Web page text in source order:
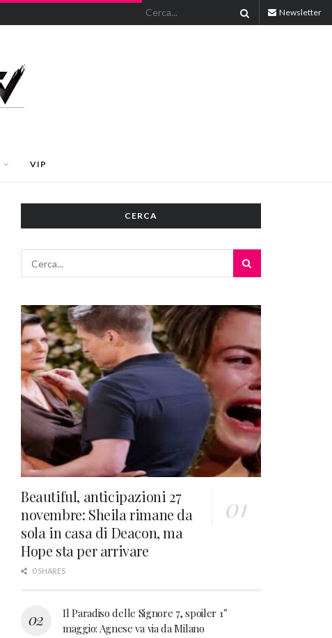
Newsletter
VIP
CERCA
Beautiful, anticipazioni 27
novembre: Sheila rimane da
sola in casa di Deacon, ma
Hope sta per arrivare
0 SHARES
Il Paradiso delle Signore 7, spoiler 1°
maggio: Agnese va via da Milano